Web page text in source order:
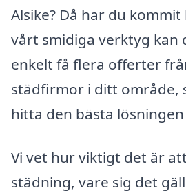
Alsike? Då har du
vårt smidiga verktyg kan
enkelt få flera offerter
städfirmor i ditt område,
hitta den bästa
Vi vet hur viktigt det är
städning, vare sig det